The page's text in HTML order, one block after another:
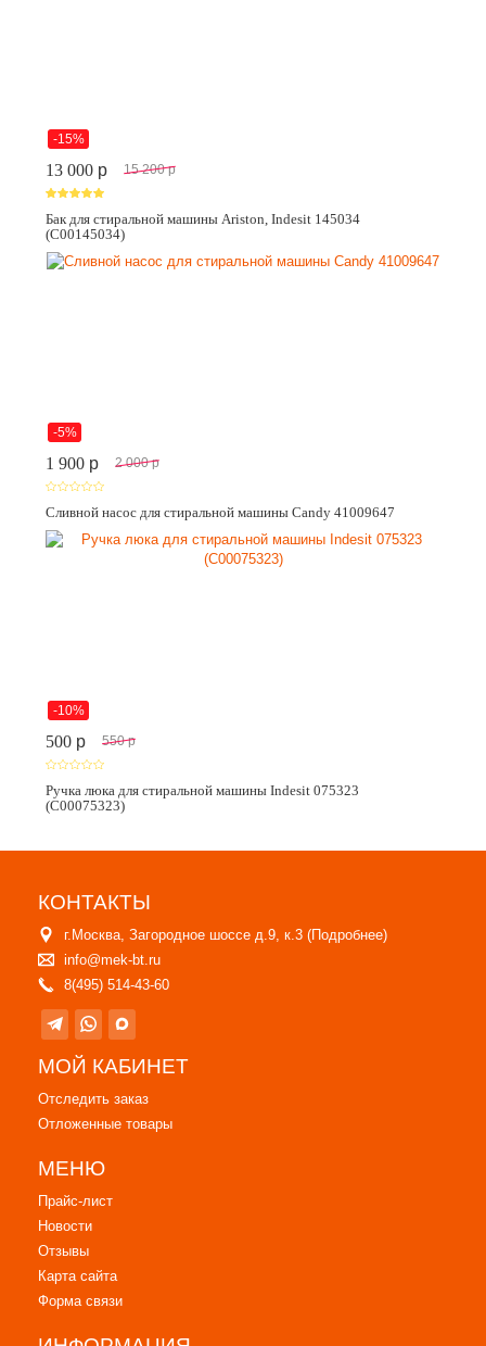
-15%
13 000 p 15 200 p
Бак для стиральной машины Ariston, Indesit 145034
(C00145034)
-5%
1 900 p 2 000 p
Сливной насос для стиральной машины Candy 41009647
-10%
500 p 550 p
Ручка люка для стиральной машины Indesit 075323
(C00075323)
КОНТАКТЫ
г.Москва, Загородное шоссе д.9, к.3 (Подробнее)
info@mek-bt.ru
8(495) 514-43-60
МОЙ КАБИНЕТ
Отследить заказ
Отложенные товары
МЕНЮ
Прайс-лист
Новости
Отзывы
Карта сайта
Форма связи